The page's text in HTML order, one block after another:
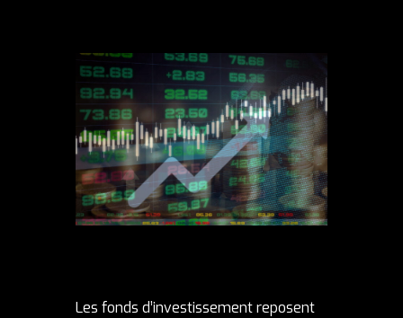
Les fonds d’investissement reposent